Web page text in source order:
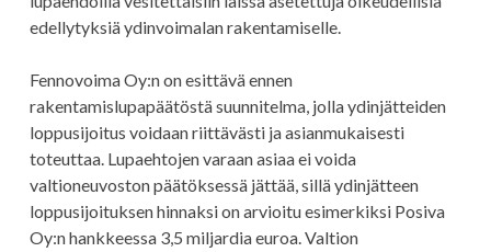
edellytyksiä ydinvoimalan rakentamiselle.
Fennovoima Oy:n on esittävä ennen
rakentamislupapäätöstä suunnitelma, jolla ydinjätteiden
loppusijoitus voidaan riittävästi ja asianmukaisesti
toteuttaa. Lupaehtojen varaan asiaa ei voida
valtioneuvoston päätöksessä jättää, sillä ydinjätteen
loppusijoituksen hinnaksi on arvioitu esimerkiksi Posiva
Oy:n hankkeessa 3,5 miljardia euroa. Valtion